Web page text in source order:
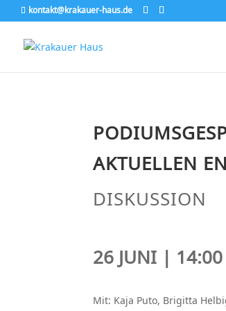
kontakt@krakauer-haus.de
AKTUELLEN
DISKUSSION
26 JUNI |
Mit: Kaja Puto, Brigitta